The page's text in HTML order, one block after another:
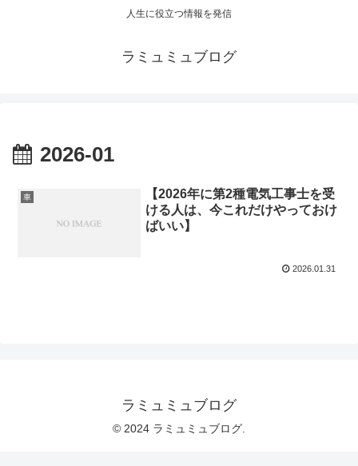
人生に役立つ情報を発信
ラミュミュブログ
2026-01
車
【2026年に第2種電気工事士を受
ける人は、今これだけやっておけ
ばいい】
2026.01.31
ラミュミュブログ
© 2024 ラミュミュブログ.